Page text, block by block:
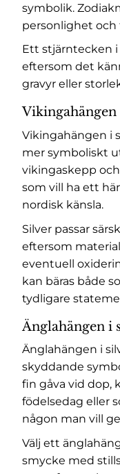
symbolik.
personlighet och
Ett stjärntecken i
eftersom det
gravyr eller
Vikingahängen i
mer symboliskt
vikingaskepp
som vill ha ett
nordisk känsla.
Silver passar
eftersom
eventuell
kan bäras både
tydligare
Änglahängen i
Änglahängen i
skyddande
fin gåva vid dop,
födelsedag eller
någon man vill
Välj ett
smycke med